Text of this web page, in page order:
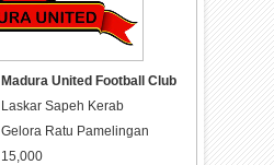
Madura United Football Club
Laskar Sapeh Kerab
Gelora Ratu Pamelingan
15,000